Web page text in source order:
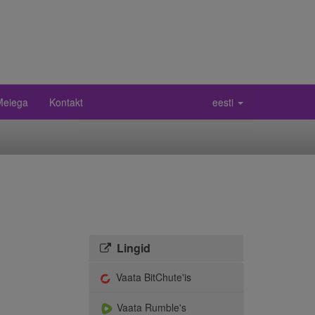
Kontakt eesti
Lingid
Vaata BitChute'is
Vaata Rumble's